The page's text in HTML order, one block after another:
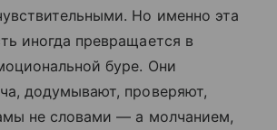
Но именно эта
иногда превращается в
буре. Они
додумывают, проверяют,
не словами — а молчанием,